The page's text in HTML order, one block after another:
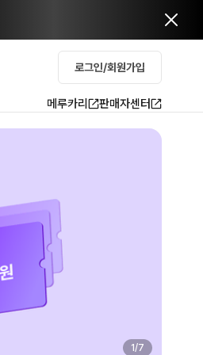
로그인/회원가입
메루카리 판매자센터
2/7